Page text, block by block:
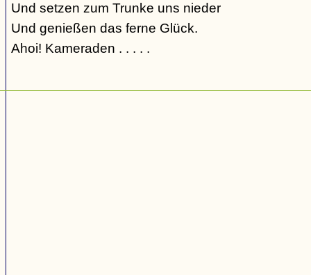
Und setzen zum Trunke uns nieder
Und genießen das ferne Glück.
Ahoi! Kameraden . . . . .